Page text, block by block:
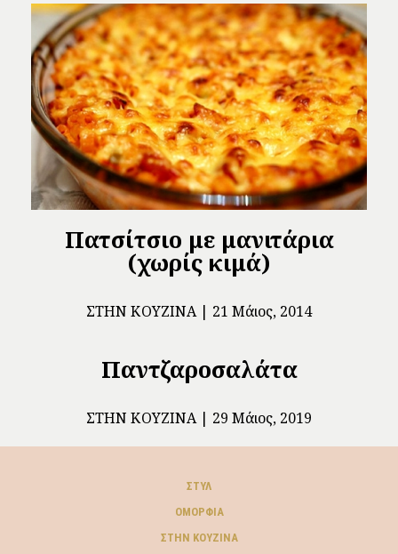
Πατσίτσιο με μανιτάρια
(χωρίς κιμά)
ΣΤΗΝ ΚΟΥΖΊΝΑ 21 Μάιος, 2014
Παντζαροσαλάτα
ΣΤΗΝ ΚΟΥΖΊΝΑ 29 Μάιος, 2019
ΣΤΥΛ
ΟΜΟΡΦΙΆ
ΣΤΗΝ ΚΟΥΖΊΝΑ